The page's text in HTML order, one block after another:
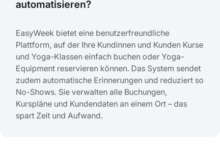
automatisieren?
EasyWeek bietet eine benutzerfreundliche
Plattform, auf der Ihre Kundinnen und Kunden Kurse
und Yoga-Klassen einfach buchen oder Yoga-
Equipment reservieren können. Das System sendet
zudem automatische Erinnerungen und reduziert so
No-Shows. Sie verwalten alle Buchungen,
Kurspläne und Kundendaten an einem Ort – das
spart Zeit und Aufwand.